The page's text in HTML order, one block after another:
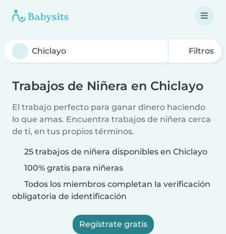
Filtros
Trabajos de Niñera en Chiclayo
El trabajo perfecto para ganar dinero haciendo
lo que amas. Encuentra trabajos de niñera cerca
de ti, en tus propios términos.
25 trabajos de niñera disponibles en Chiclayo
100% gratis para niñeras
Todos los miembros completan la verificación
obligatoria de identificación
Regístrate gratis